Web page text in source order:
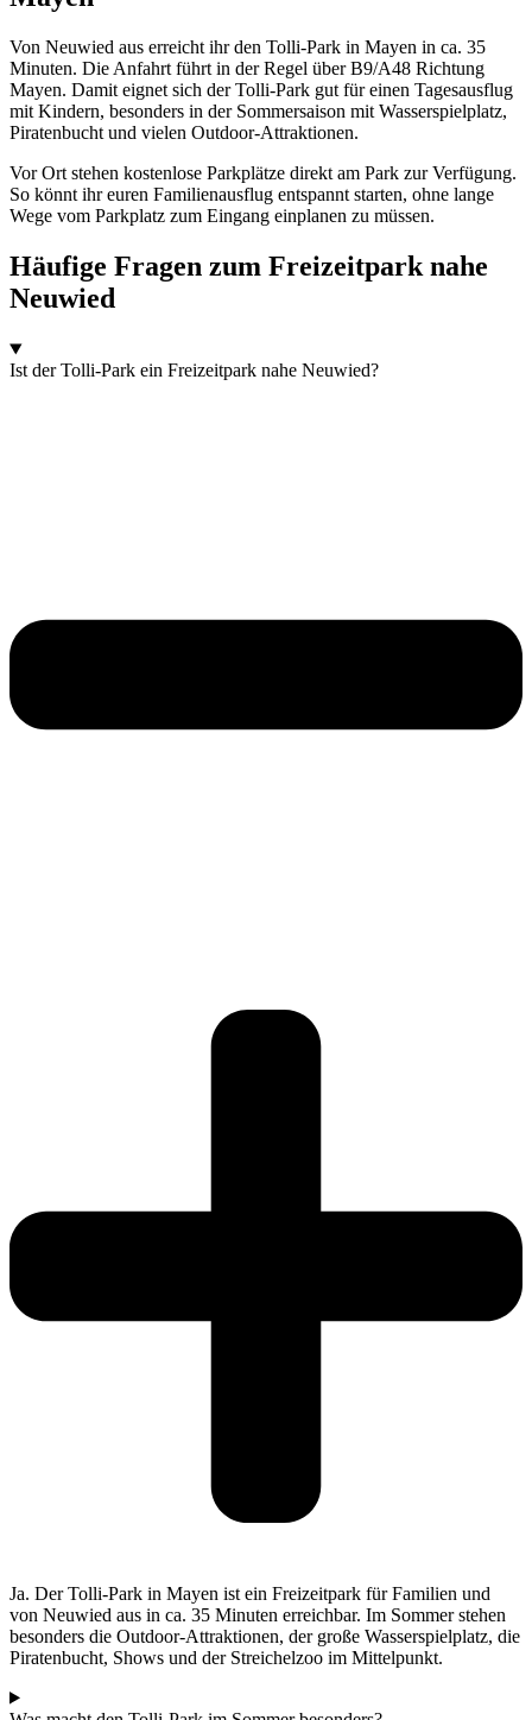
Von Neuwied aus erreicht ihr den Tolli-Park in Mayen in ca. 35
Minuten. Die Anfahrt führt in der Regel über B9/A48 Richtung
Mayen. Damit eignet sich der Tolli-Park gut für einen Tagesausflug
mit Kindern, besonders in der Sommersaison mit Wasserspielplatz,
Piratenbucht und vielen Outdoor-Attraktionen.
Vor Ort stehen kostenlose Parkplätze direkt am Park zur Verfügung.
So könnt ihr euren Familienausflug entspannt starten, ohne lange
Wege vom Parkplatz zum Eingang einplanen zu müssen.
Häufige Fragen zum Freizeitpark nahe
Neuwied
Ist der Tolli-Park ein Freizeitpark nahe Neuwied?
Ja. Der Tolli-Park in Mayen ist ein Freizeitpark für Familien und
von Neuwied aus in ca. 35 Minuten erreichbar. Im Sommer stehen
besonders die Outdoor-Attraktionen, der große Wasserspielplatz, die
Piratenbucht, Shows und der Streichelzoo im Mittelpunkt.